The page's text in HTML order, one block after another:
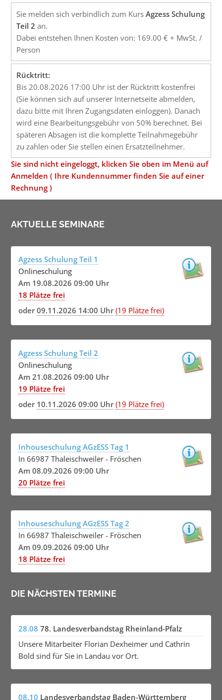
Sie melden sich verbindlich zum Kurs Agzess Schulung
Teil 2 an.
Dabei entstehen Ihnen Kosten von: 169.00 € + MwSt. /
Person
Rücktritt:
Bis 20.08.2026 17:00 Uhr ist der Rücktritt kostenfrei
(Sie können sich auf unserer Internetseite abmelden,
dazu bitte mit Ihren Zugangsdaten einloggen). Danach
wird eine Bearbeitungsgebühr von 50% berechnet. Bei
späteren Absagen ist die komplette Teilnahmegebühr
zu zahlen oder Sie stellen einen Ersatzteilnehmer.
Sie sind nicht eingeloggt, klicken Sie oben im Menü auf
Anmelden ( Ihre Kundennummer finden Sie auf einer
Rechnung )
AKTUELLE SEMINARE
Agzess Schulung Teil 1
Onlineschulung
Am 19.08.2026 09:00 Uhr
18 Plätze frei
oder09.11.2026 14:00 Uhr (19 Plätze frei)
Agzess Schulung Teil 2
Onlineschulung
Am 21.08.2026 09:00 Uhr
19 Plätze frei
oder 10.11.2026 09:00 Uhr (19 Plätze frei)
Inhouseschulung AGzESS Tag 1
In 66987 Thaleischweiler - Fröschen
Am 08.09.2026 09:00 Uhr
20 Plätze frei
Inhouseschulung AGzESS Tag 2
In 66987 Thaleischweiler - Fröschen
Am 09.09.2026 09:00 Uhr
18 Plätze frei
DIE NÄCHSTEN TERMINE
28.08 78. Landesverbandstag Rheinland-Pfalz
Unsere Mitarbeiter Florian Dexheimer und Cathrin
Bold sind für Sie in Landau vor Ort.
08.10 Landesverbandstag Baden-Württemberg